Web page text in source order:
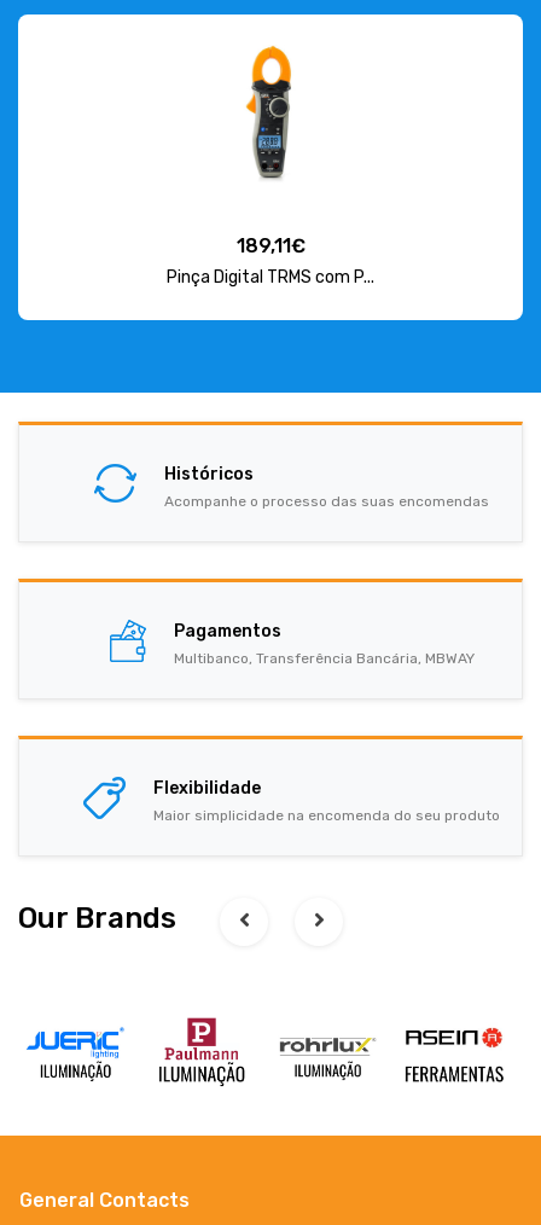
189,11€
Pinça Digital TRMS com P...
Históricos
Acompanhe o processo das suas encomendas
Pagamentos
Multibanco, Transferência Bancária, MBWAY
Flexibilidade
Maior simplicidade na encomenda do seu produto
Our Brands
General Contacts